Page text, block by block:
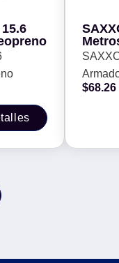
y de
$68.26